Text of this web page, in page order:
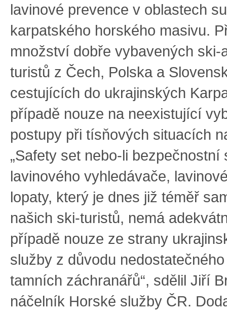
lavinové prevence v oblastech
karpatského horského masivu.
množství dobře vybavených ski-
turistů z Čech, Polska a
cestujících do ukrajinských
případě nouze na neexistující
postupy při tísňových situacích
„Safety set nebo-li bezpečnostní
lavinového vyhledávače,
lopaty, který je dnes již téměř
našich ski-turistů, nemá
případě nouze ze strany
služby z důvodu
tamních záchranářů“, sdělil Jiří
náčelník Horské služby ČR.